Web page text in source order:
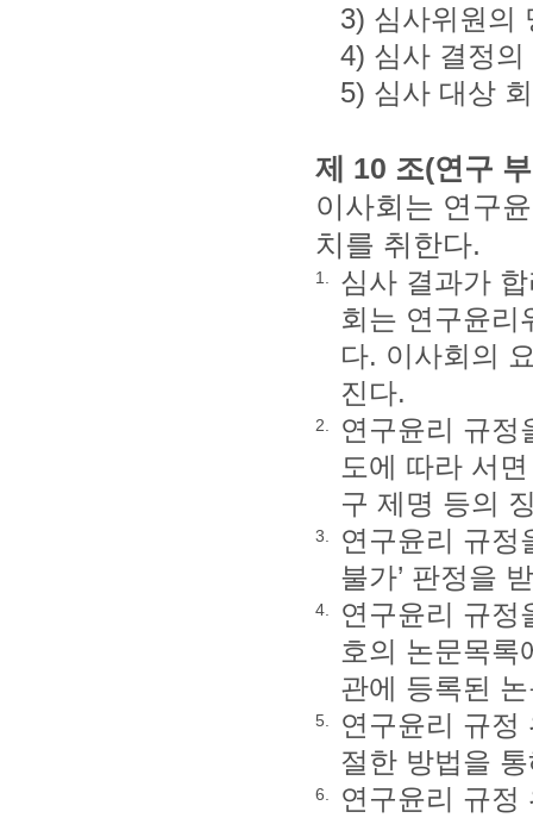
3) 심사위원의
4) 심사 결정
5) 심사 대상
제 10 조(연구
이사회는 연구
치를 취한다.
1.
심사 결과가
회는 연구윤리
다. 이사회의
진다.
2.
연구윤리 규정
도에 따라 서
구 제명 등의
3.
연구윤리 규정
불가’ 판정을
4.
연구윤리 규정
호의 논문목록
관에 등록된
5.
연구윤리 규정
절한 방법을
6.
연구윤리 규정